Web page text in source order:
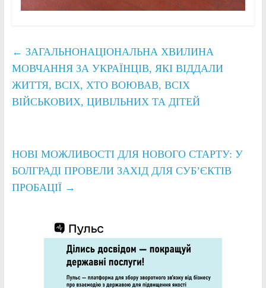
← ЗАГАЛЬНОНАЦІОНАЛЬНА ХВИЛИНА
МОВЧАННЯ ЗА УКРАЇНЦІВ, ЯКІ ВІДДАЛИ
ЖИТТЯ, ВСІХ, ХТО ВОЮВАВ, ВСІХ
ВІЙСЬКОВИХ, ЦИВІЛЬНИХ ТА ДІТЕЙ
НОВІ МОЖЛИВОСТІ ДЛЯ НОВОГО СТАРТУ: У
БОЛГРАДІ ПРОВЕЛИ ЗАХІД ДЛЯ СУБ’ЄКТІВ
ПРОБАЦІЇ →